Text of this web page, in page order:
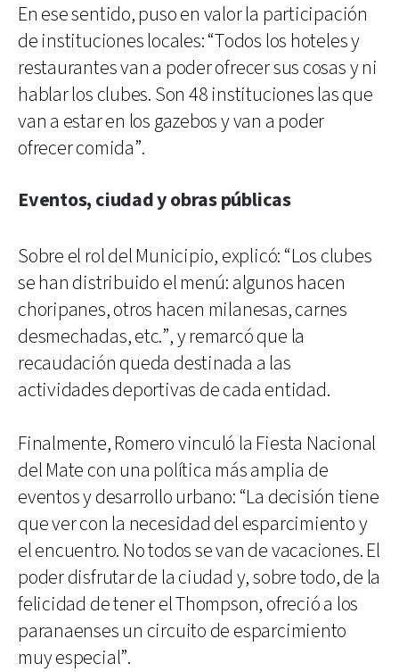
En ese sentido, puso en valor la participación
de instituciones locales: “Todos los hoteles y
restaurantes van a poder ofrecer sus cosas y ni
hablar los clubes. Son 48 instituciones las que
van a estar en los gazebos y van a poder
ofrecer comida”.
Eventos, ciudad y obras públicas
Sobre el rol del Municipio, explicó: “Los clubes
se han distribuido el menú: algunos hacen
choripanes, otros hacen milanesas, carnes
desmechadas, etc.”, y remarcó que la
recaudación queda destinada a las
actividades deportivas de cada entidad.
Finalmente, Romero vinculó la Fiesta Nacional
del Mate con una política más amplia de
eventos y desarrollo urbano: “La decisión tiene
que ver con la necesidad del esparcimiento y
el encuentro. No todos se van de vacaciones. El
poder disfrutar de la ciudad y, sobre todo, de la
felicidad de tener el Thompson, ofreció a los
paranaenses un circuito de esparcimiento
muy especial”.